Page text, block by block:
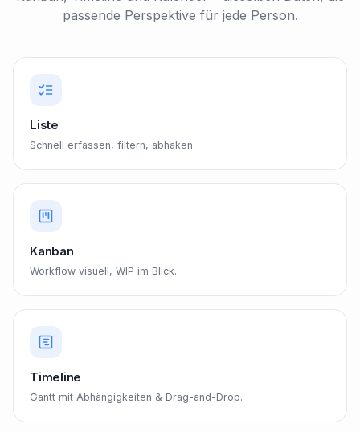
passende Perspektive für jede Person.
Liste
Schnell erfassen, filtern, abhaken.
Kanban
Workflow visuell, WIP im Blick.
Timeline
Gantt mit Abhängigkeiten & Drag-and-Drop.